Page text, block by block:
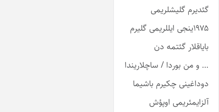
گلیشلریمی
ایللریمی گلیرم
گئتمه دن
و من بوردا / ساچلاریندا
چکیرم باشیما
اوپؤش